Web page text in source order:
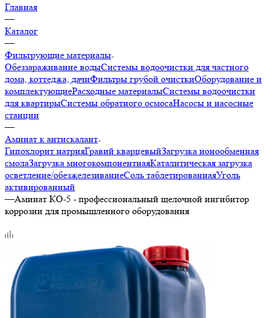
Главная
—
Каталог
—
Фильтрующие материалы
Обеззараживание водыСистемы водоочистки для частного
дома, коттеджа, дачиФильтры грубой очисткиОборудование и
комплектующиеРасходные материалыСистемы водоочистки
для квартирыСистемы обратного осмосаНасосы и насосные
станции
—
Аминат к антискалант
Гипохлорит натрияГравий кварцевыйЗагрузка ионообменная
смолаЗагрузка многокомпонентнаяКаталитическая загрузка
осветление/обезжелезиваниеСоль таблетированнаяУголь
активированный
—Аминат КО-5 - профессиональный щелочной ингибитор
коррозии для промышленного оборудования